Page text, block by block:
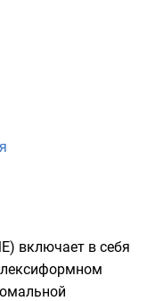
включает в себя